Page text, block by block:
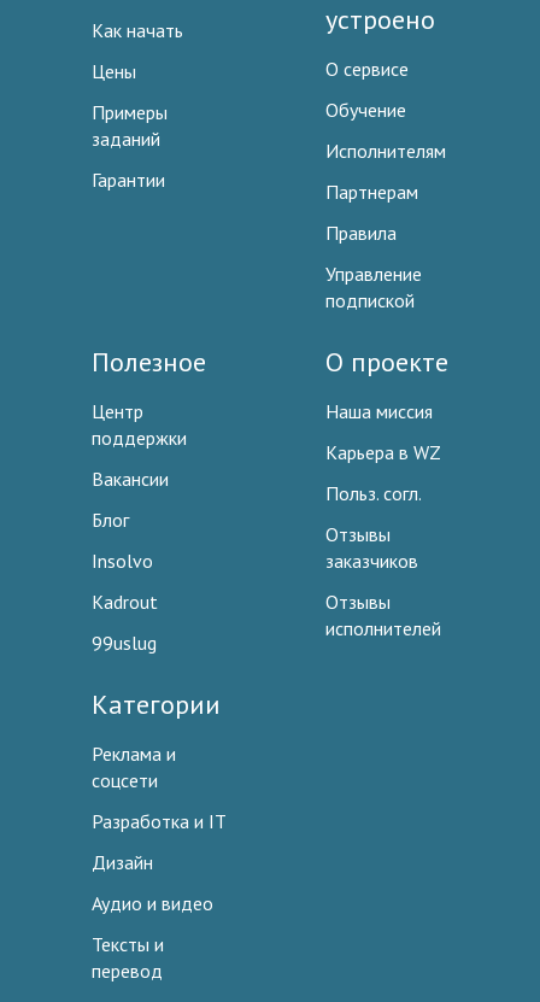
Как начать
Цены
Примеры
заданий
Гарантии
устроено
О сервисе
Обучение
Исполнителям
Партнерам
Правила
Управление
подпиской
Полезное
Центр
поддержки
Вакансии
Блог
Insolvo
Kadrout
99uslug
О проекте
Наша миссия
Карьера в WZ
Польз. согл.
Отзывы
заказчиков
Отзывы
исполнителей
Категории
Реклама и
соцсети
Разработка и IT
Дизайн
Аудио и видео
Тексты и
перевод